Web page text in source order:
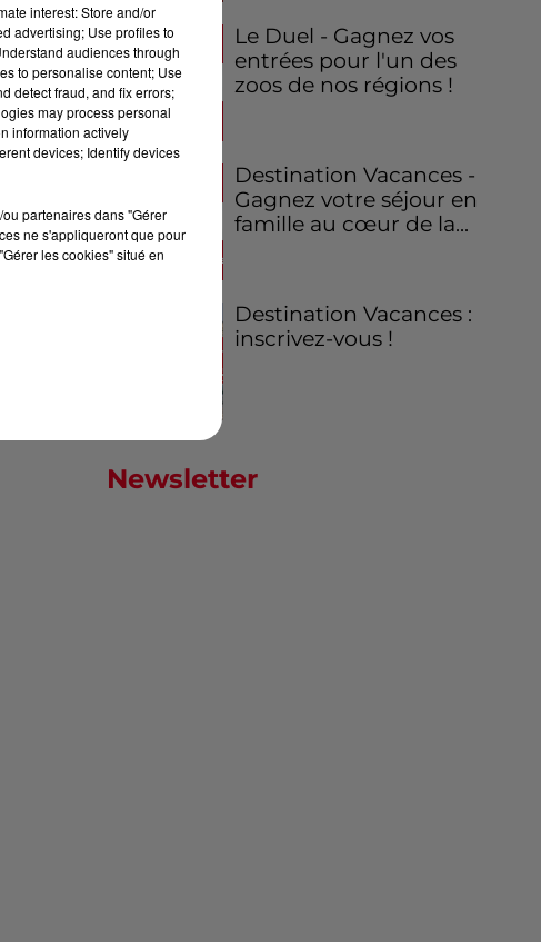
Le Duel - Gagnez vos
entrées pour l'un des
zoos de nos régions !
Destination Vacances -
Gagnez votre séjour en
famille au cœur de la...
Destination Vacances :
inscrivez-vous !
Newsletter
interest: Store and/or
advertising; Use profiles to
audiences through
to personalise content; Use
detect fraud, and fix errors;
may process personal
information actively
devices; Identify devices
partenaires dans "Gérer
ne s'appliqueront que pour
les cookies" situé en